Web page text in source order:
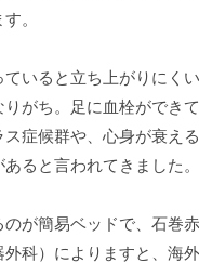
。
ていると立ち上がりにく
がち。足に血栓ができ
ス症候群や、心身が衰え
ると言われてきました。
が簡易ベッドで、石巻
科）によりますと、海